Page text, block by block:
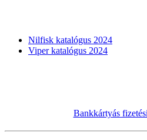
Nilfisk katalógus 2024
Viper katalógus 2024
Bankkártyás